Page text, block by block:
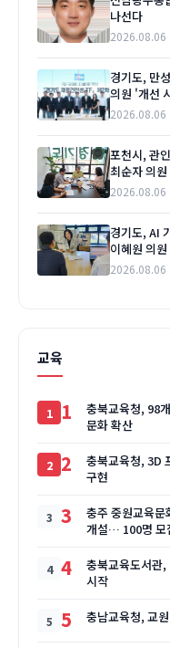
나선다
2026.08.06
경기도, 만
의원 '개선
2026.08.06
포천시, 관
최순자 의
2026.08.06
경기도, AI
이혜원 의
2026.08.06
교육
1
충북교육청, 98
문화 확산
2
충북교육청, 3D
구현
3
충주 중원교육문
개설… 100명 모
4
충북교육도서관
시작
5 충남교육청, 교